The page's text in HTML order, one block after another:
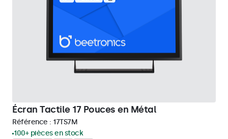
Écran Tactile 17 Pouces en Métal
Référence : 17TS7M
100+ pièces en stock